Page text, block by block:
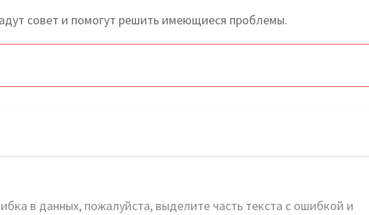
совет и помогут решить имеющиеся проблемы.
в данных, пожалуйста, выделите часть текста с ошибкой и